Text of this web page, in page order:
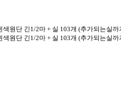
색원단 긴1/2마 + 실 103개 (추가되는실
색원단 긴1/2마 + 실 103개 (추가되는실